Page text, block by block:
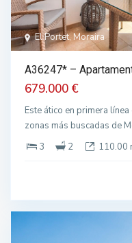
El Portet, Moraira
A36247* –
679.000 €
Este ático en primera
zonas más buscadas de
3
2 110.00